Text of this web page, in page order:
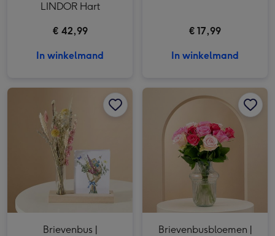
LINDOR Hart
€ 42,99
In winkelmand
€ 17,99
In winkelmand
Brievenbus | Droogbloemen plankje Bloeiend afbeelding 2
Brievenbus |
Brievenbusbloemen |